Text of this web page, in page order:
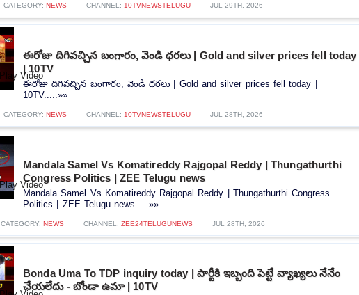
CATEGORY: NEWS CHANNEL: 10TVNEWSTELUGU JUL 29TH, 2026
ఈరోజు దిగివచ్చిన బంగారం, వెండి ధరలు | Gold and silver prices fell today
| 10TV
ఈరోజు దిగివచ్చిన బంగారం, వెండి ధరలు | Gold and silver prices fell today |
10TV.....»»
CATEGORY: NEWS CHANNEL: 10TVNEWSTELUGU JUL 28TH, 2026
Mandala Samel Vs Komatireddy Rajgopal Reddy | Thungathurthi
Congress Politics | ZEE Telugu news
Mandala Samel Vs Komatireddy Rajgopal Reddy | Thungathurthi Congress
Politics | ZEE Telugu news.....»»
CATEGORY: NEWS CHANNEL: ZEE24TELUGUNEWS JUL 28TH, 2026
Bonda Uma To TDP inquiry today | పార్టీకి ఇబ్బంది పెట్టే వ్యాఖ్యలు నేనేం
చేయలేదు - బోండా ఉమా | 10TV